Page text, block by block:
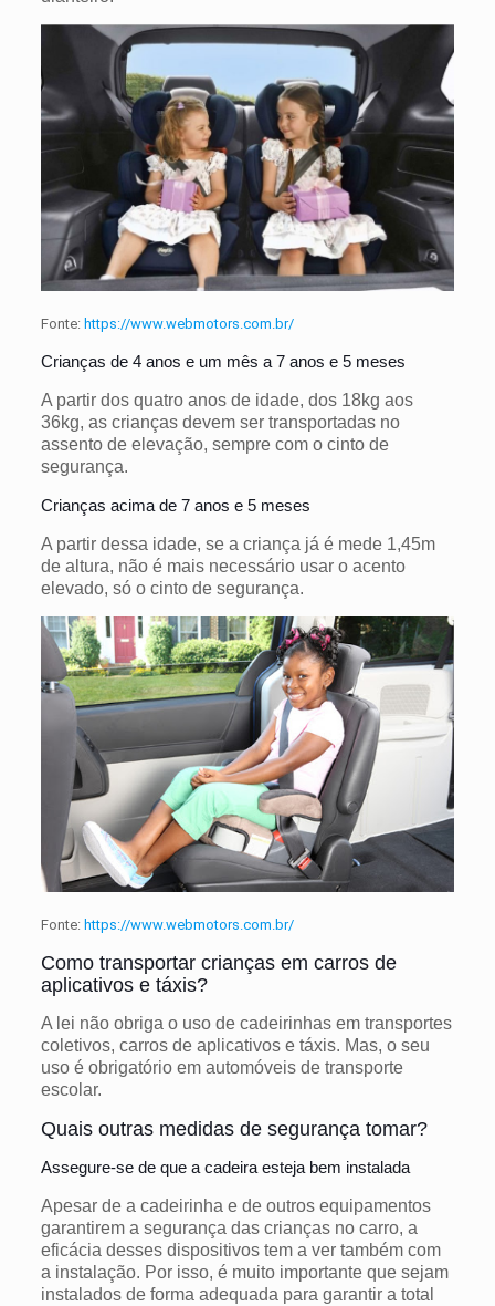
Fonte: https://www.webmotors.com.br/
Crianças de 4 anos e um mês a 7 anos e 5 meses
A partir dos quatro anos de idade, dos 18kg aos
36kg, as crianças devem ser transportadas no
assento de elevação, sempre com o cinto de
segurança.
Crianças acima de 7 anos e 5 meses
A partir dessa idade, se a criança já é mede 1,45m
de altura, não é mais necessário usar o acento
elevado, só o cinto de segurança.
Fonte: https://www.webmotors.com.br/
Como transportar crianças em carros de
aplicativos e táxis?
A lei não obriga o uso de cadeirinhas em transportes
coletivos, carros de aplicativos e táxis. Mas, o seu
uso é obrigatório em automóveis de transporte
escolar.
Quais outras medidas de segurança tomar?
Assegure-se de que a cadeira esteja bem instalada
Apesar de a cadeirinha e de outros equipamentos
garantirem a segurança das crianças no carro, a
eficácia desses dispositivos tem a ver também com
a instalação. Por isso, é muito importante que sejam
instalados de forma adequada para garantir a total